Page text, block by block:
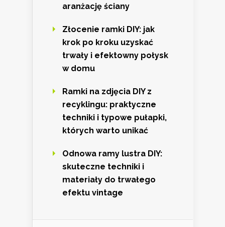
aranżację ściany
Złocenie ramki DIY: jak
krok po kroku uzyskać
trwały i efektowny połysk
w domu
Ramki na zdjęcia DIY z
recyklingu: praktyczne
techniki i typowe pułapki,
których warto unikać
Odnowa ramy lustra DIY:
skuteczne techniki i
materiały do trwałego
efektu vintage